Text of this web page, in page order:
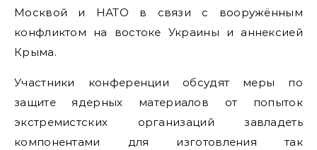
Москвой и НАТО в связи с вооружённым
конфликтом на востоке Украины и аннексией
Крыма.
Участники конференции обсудят меры по
защите ядерных материалов от попыток
экстремистских организаций завладеть
компонентами для изготовления так